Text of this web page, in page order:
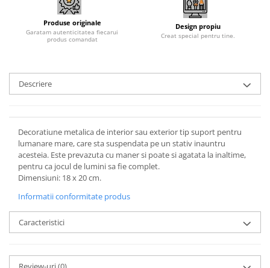
Produse originale
Garatam autenticitatea fiecarui
produs comandat
Design propiu
Creat special pentru tine.
Descriere
Decoratiune metalica de interior sau exterior tip suport pentru
lumanare mare, care sta suspendata pe un stativ inauntru
acesteia. Este prevazuta cu maner si poate si agatata la inaltime,
pentru ca jocul de lumini sa fie complet.
Dimensiuni: 18 x 20 cm.
Informatii conformitate produs
Caracteristici